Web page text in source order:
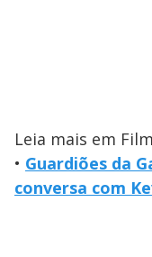
Leia mais em
• Guardiões da
conversa com